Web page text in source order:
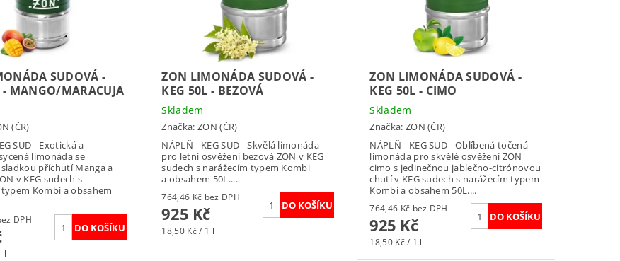
SUDOVÁ -
- MANGO/MARACUJA
(ČR)
SUD - Exotická a
limonáda se
příchutí Manga a
v KEG sudech s
Kombi a obsahem
Kč bez DPH
l
ZON LIMONÁDA SUDOVÁ -
KEG 50L - BEZOVÁ
Skladem
Značka:ZON (ČR)
NÁPLŇ - KEG SUD - Skvělá limonáda
pro letní osvěžení bezová ZON v KEG
sudech s narážecím typem Kombi
a obsahem 50L....
764,46 Kč bez DPH
925 Kč
18,50 Kč / 1 l
ZON LIMONÁDA SUDOVÁ -
KEG 50L - CIMO
Skladem
Značka: ZON (ČR)
NÁPLŇ - KEG SUD - Oblíbená točená
limonáda pro skvělé osvěžení ZON
cimo s jedinečnou jablečno-citrónovou
chutí v KEG sudech s narážecím typem
Kombi a obsahem 50L....
764,46 Kč bez DPH
925 Kč
18,50 Kč / 1 l